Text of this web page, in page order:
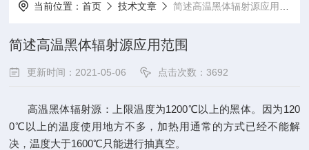
当前位置：首页 技术文章 简述高温黑体辐射源应用范围
简述高温黑体辐射源应用范围
更新时间：2021-05-06 点击次数：3692
高温黑体辐射源：上限温度为1200℃以上的黑体。因为120
0℃以上的温度使用地方不多，加热用通常的方式已经不能解
决，温度大于1600℃只能进行抽真空。